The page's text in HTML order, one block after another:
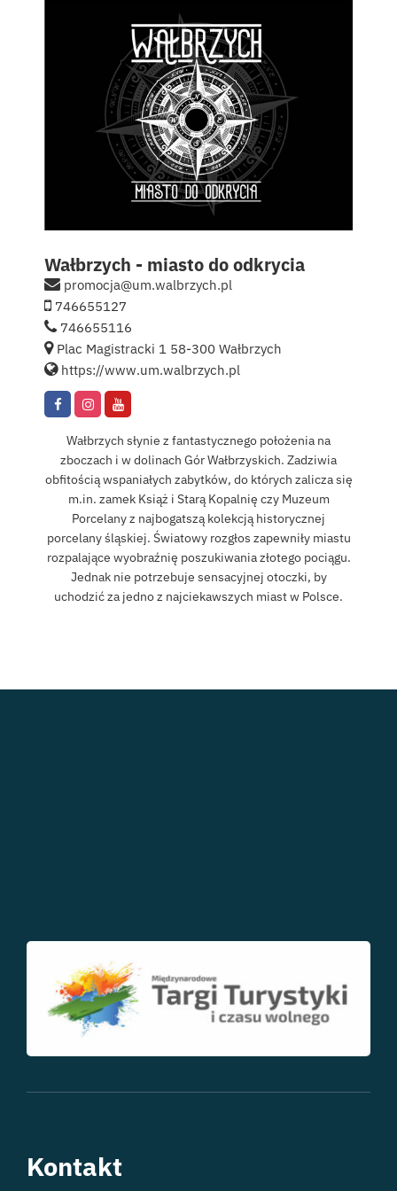
Kontakt
English
Wałbrzych - miasto do odkrycia
746655127
746655116
Plac Magistracki 1 58-300 Wałbrzych
promocja@um.walbrzych.pl
https://www.um.walbrzych.pl
Wałbrzych słynie z fantastycznego położenia na
zboczach i w dolinach Gór Wałbrzyskich. Zadziwia
obfitością wspaniałych zabytków, do których zalicza się
m.in. zamek Książ i Starą Kopalnię czy Muzeum
Porcelany z najbogatszą kolekcją historycznej
porcelany śląskiej. Światowy rozgłos zapewniły miastu
rozpalające wyobraźnię poszukiwania złotego pociągu.
Jednak nie potrzebuje sensacyjnej otoczki, by
uchodzić za jedno z najciekawszych miast w Polsce.
Kontakt